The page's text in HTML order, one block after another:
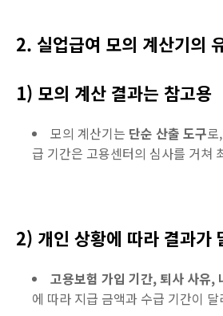
2. 실업급여 모의 계산기의
1) 모의 계산 결과는 참고용
모의 계산기는 단순 산출 도구로
급 기간은 고용센터의 심사를 거쳐
2) 개인 상황에 따라 결과가
고용보험 가입 기간, 퇴사 사유,
에 따라 지급 금액과 수급 기간이